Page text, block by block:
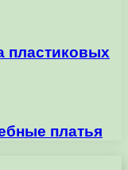
пластиковых
платья